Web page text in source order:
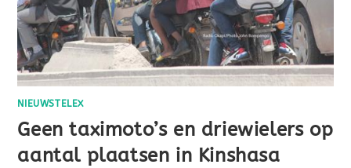
NIEUWSTELEX
Geen taximoto’s en driewielers op
aantal plaatsen in Kinshasa